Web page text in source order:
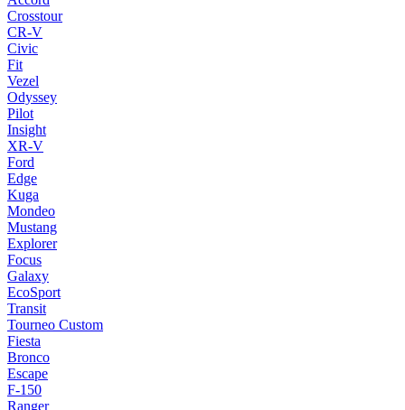
Crosstour
CR-V
Civic
Fit
Vezel
Odyssey
Pilot
Insight
XR-V
Ford
Edge
Kuga
Mondeo
Mustang
Explorer
Focus
Galaxy
EcoSport
Transit
Tourneo Custom
Fiesta
Bronco
Escape
F-150
Ranger